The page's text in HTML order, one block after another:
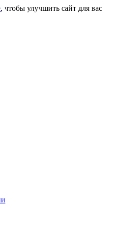
, чтобы улучшить сайт для вас